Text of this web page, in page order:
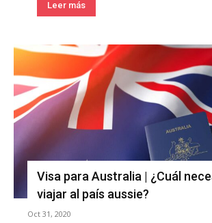
Leer más
Visa para Australia | ¿Cuál
viajar al país aussie?
Oct 31, 2020